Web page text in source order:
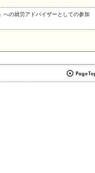
への就労アドバイザーとしての参加